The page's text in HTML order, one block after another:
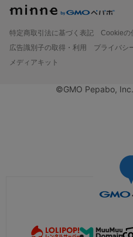
特定商取引法に基づく表記
Cookieの
広告識別子の取得・利用
プライバシ
メディアキット
©GMO Pepabo,